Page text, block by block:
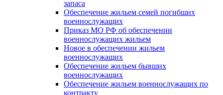
запаса
Обеспечение жильем семей погибших
военнослужащих
Приказ МО РФ об обеспечении
военнослужащих жильем
Новое в обеспечении жильем
военнослужащих
Обеспечение жильем бывших
военнослужащих
Обеспечение жильем военнослужащих по
контракту